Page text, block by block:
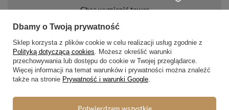
Chcę wymienić towar
Kontakt
Konto
Regulaminy
Dbamy o Twoją prywatność
Sklep korzysta z plików cookie w celu realizacji usług zgodnie z
Polityką dotyczącą cookies. Możesz określić warunki
przechowywania lub dostępu do cookie w Twojej przeglądarce.
Więcej informacji na temat warunków i prywatności można znaleźć
także na stronie Prywatność i warunki Google.
Potwierdzam wszystkie